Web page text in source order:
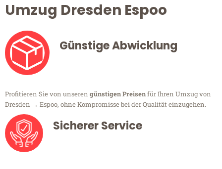
Umzug Dresden Espoo
Günstige Abwicklung
Profitieren Sie von unseren günstigen Preisenfür Ihren Umzug von
Dresden → Espoo, ohne Kompromisse bei der Qualität einzugehen.
Sicherer Service